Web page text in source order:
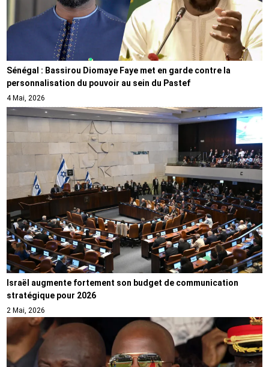
Sénégal : Bassirou Diomaye Faye met en garde contre la
personnalisation du pouvoir au sein du Pastef
4 Mai, 2026
Israël augmente fortement son budget de communication
stratégique pour 2026
2 Mai, 2026